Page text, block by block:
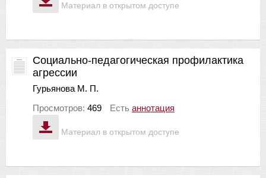
Материал в открытом доступе
Материал в открытом доступе
Социально-педагогическая профилактика
агрессии
Гурьянова М. П.
Просмотров: 469 Есть аннотация